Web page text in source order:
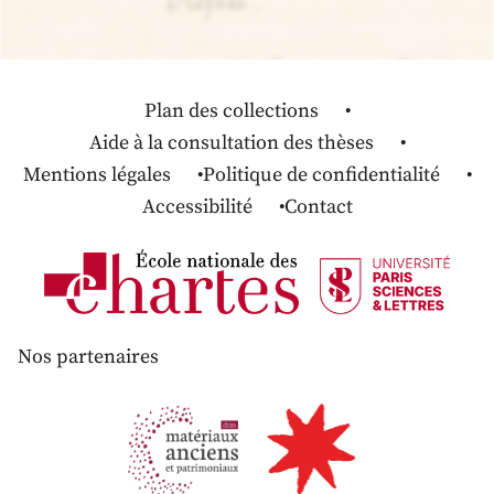
Plan des collections
Aide à la consultation des thèses
Mentions légales
Politique de confidentialité
Accessibilité
Contact
Nos partenaires